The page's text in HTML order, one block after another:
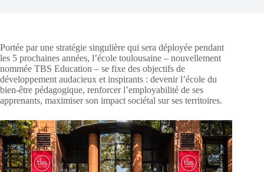
Portée par une stratégie singulière qui sera déployée pendant
les 5 prochaines années, l’école toulousaine – nouvellement
nommée TBS Education – se fixe des objectifs de
développement audacieux et inspirants : devenir l’école du
bien-être pédagogique, renforcer l’employabilité de ses
apprenants, maximiser son impact sociétal sur ses territoires.